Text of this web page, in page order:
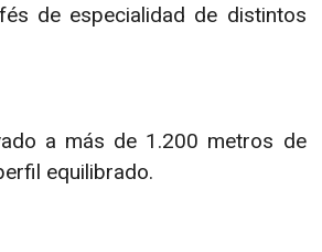
de especialidad de distintos
a más de 1.200 metros de
equilibrado.